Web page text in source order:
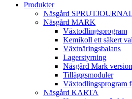
Produkter
Näsgård
Näsgård MARK
Växtodlingsprogram
Kemikoll ett säkert val
Växtnäringsbalans
Lagerstyrning
Näsgård Mark
Tilläggsmoduler
Växtodlingsprogram
Näsgård KARTA